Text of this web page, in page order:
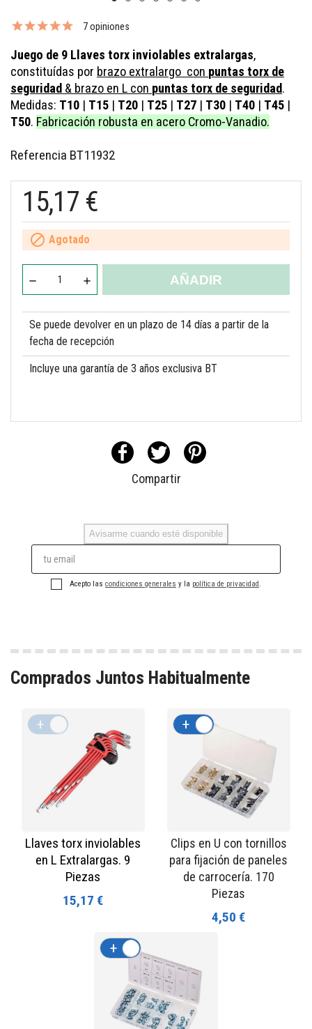
7 opiniones
Juego de 9 Llaves torx inviolables extralargas,
constituídas por brazo extralargo con puntas torx de
seguridad & brazo en L con puntas torx de seguridad.
Medidas: T10 | T15 | T20 | T25 | T27 | T30 | T40 | T45 |
T50. Fabricación robusta en acero Cromo-Vanadio.
Referencia BT11932
15,17 €
 Agotado
AÑADIR
Se puede devolver en un plazo de 14 días a partir de la
fecha de recepción
Incluye una garantía de 3 años exclusiva BT
Compartir
Avisarme cuando esté disponible
Acepto las condiciones generales y la política de privacidad .
Comprados Juntos Habitualmente
Llaves torx inviolables
en L Extralargas. 9
Piezas
15,17 €
+
Clips en U con tornillos
para fijación de paneles
de carrocería. 170
Piezas
4,50 €
+
+